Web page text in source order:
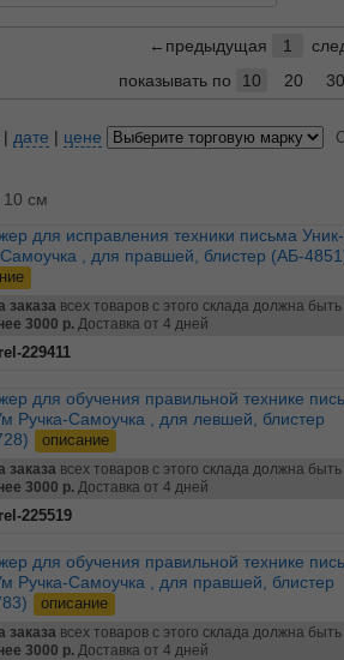
←предыдущая 1
показывать по
10 20 30
| дате | цене
10 см
, для правшей, блистер (АБ-
заказа всех товаров с этого склада должна быть
3000 р.Доставка от 4 дней
rel-229411
Ручка-Самоучка , для левшей, блистер
описание
заказа всех товаров с этого склада должна быть
3000 р.Доставка от 4 дней
rel-225519
Ручка-Самоучка , для правшей, блистер
описание
заказа всех товаров с этого склада должна быть
3000 р.Доставка от 4 дней